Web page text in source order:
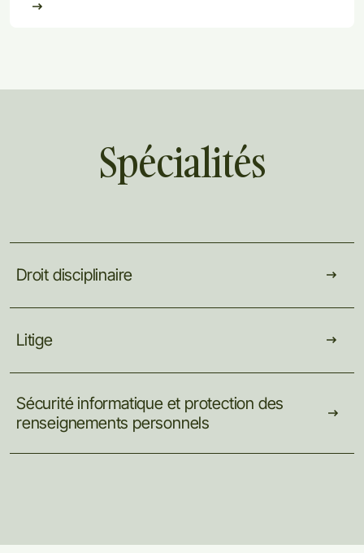
Spécialités
Droit disciplinaire
Litige
Sécurité informatique et protection des
renseignements personnels